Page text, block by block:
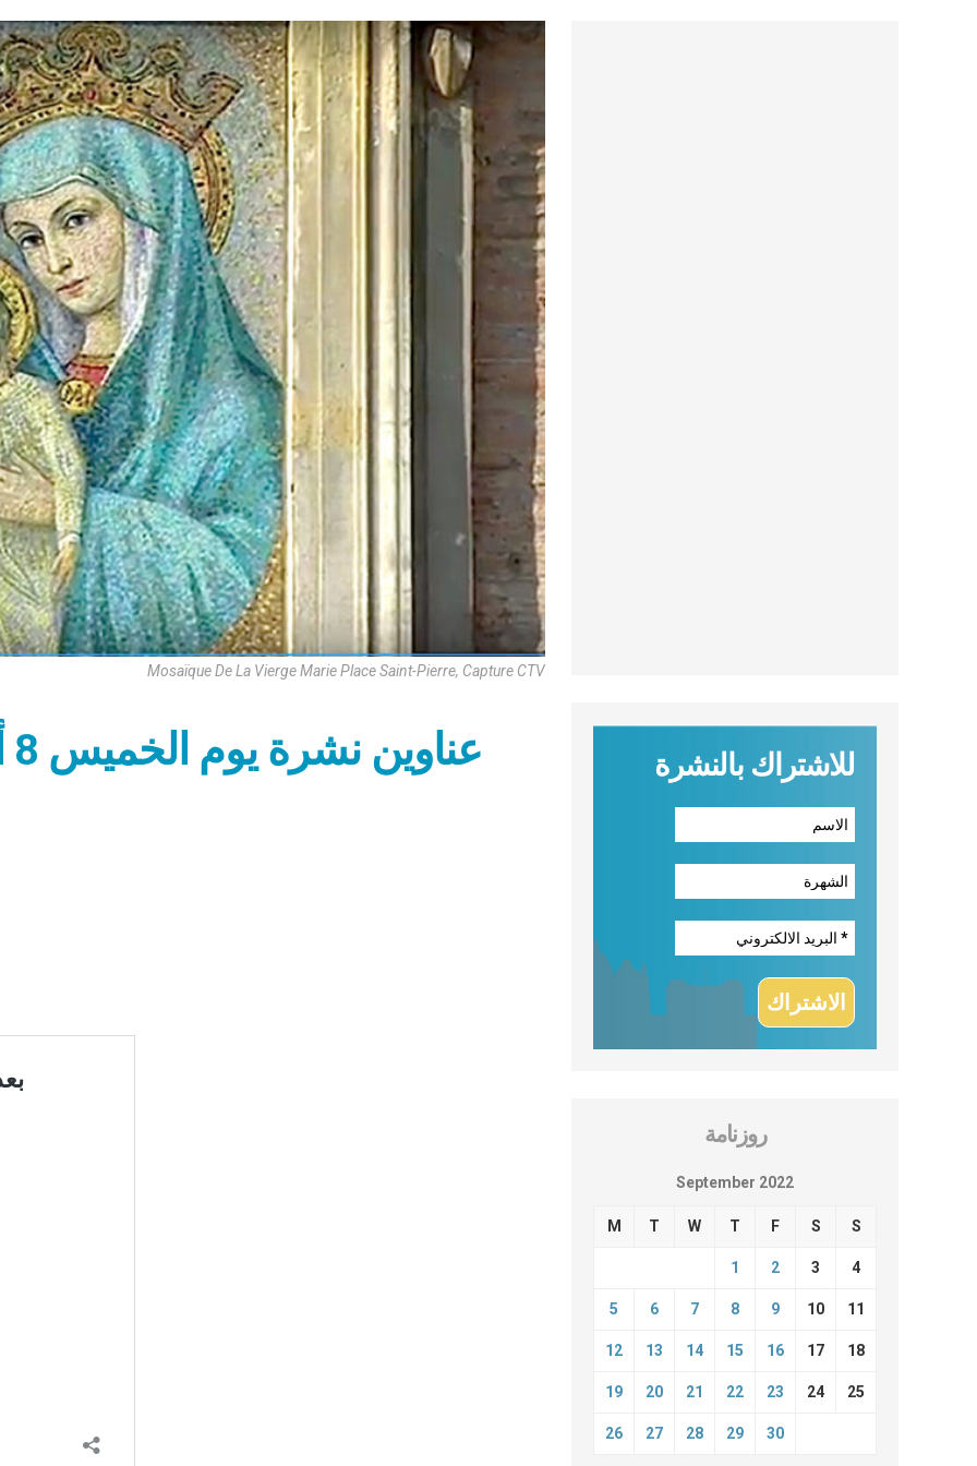
Mosaïque De La Vierge Marie Place Saint-Pierre, Capture CTV
عناوين نشرة يوم الخميس 8 أيلول 2022: ميلاد العذراء للاشتراك بالنشرة
روزنامة
September 2022
M T W T F S S
1 2 3 4
5 6 7 8 9 10 11
12 13 14 15 16 17 18
19 20 21 22 23 24 25
26 27 28 29 30